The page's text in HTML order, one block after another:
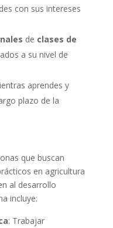
con sus intereses
de clases de
a su nivel de
aprendes y
plazo de la
que buscan
en agricultura
al desarrollo
incluye:
: Trabajar